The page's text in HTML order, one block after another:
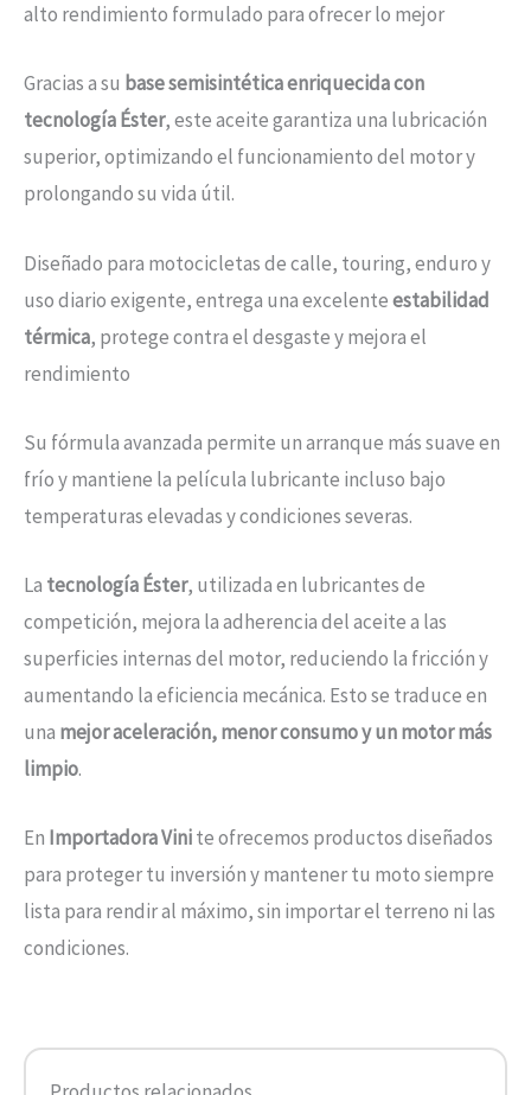
alto rendimiento formulado para ofrecer lo mejor
Gracias a su base semisintética enriquecida con
tecnología Éster, este aceite garantiza una lubricación
superior, optimizando el funcionamiento del motor y
prolongando su vida útil.
Diseñado para motocicletas de calle, touring, enduro y
uso diario exigente, entrega una excelenteestabilidad
térmica, protege contra el desgaste y mejora el
rendimiento
Su fórmula avanzada permite un arranque más suave en
frío y mantiene la película lubricante incluso bajo
temperaturas elevadas y condiciones severas.
La tecnología Éster, utilizada en lubricantes de
competición, mejora la adherencia del aceite a las
superficies internas del motor, reduciendo la fricción y
aumentando la eficiencia mecánica. Esto se traduce en
una mejor aceleración, menor consumo y un motor más
limpio.
En Importadora Vinite ofrecemos productos diseñados
para proteger tu inversión y mantener tu moto siempre
lista para rendir al máximo, sin importar el terreno ni las
condiciones.